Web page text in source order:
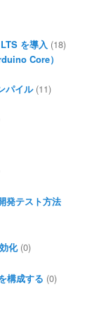
を導入 (18)
Core）
パイル(11)
発テスト方法
化(0)
構成する (0)